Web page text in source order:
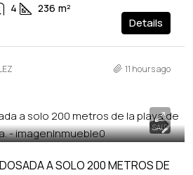
4 236 m²
Details
11 hours ago
SALE
A SOLO 200 METROS DE